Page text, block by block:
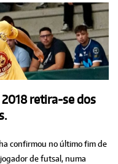
retira-se dos
confirmou no último fim de
de futsal, numa